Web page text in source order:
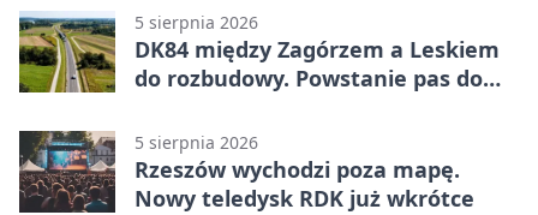
pierwszoligowca
5 sierpnia 2026
DK84 między Zagórzem a Leskiem
do rozbudowy. Powstanie pas do
5 sierpnia 2026
Rzeszów wychodzi poza mapę.
Nowy teledysk RDK już wkrótce